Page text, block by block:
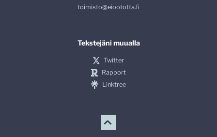
toimisto@eioototta.fi
Tekstejäni muualla
Twitter
Rapport
Linktree